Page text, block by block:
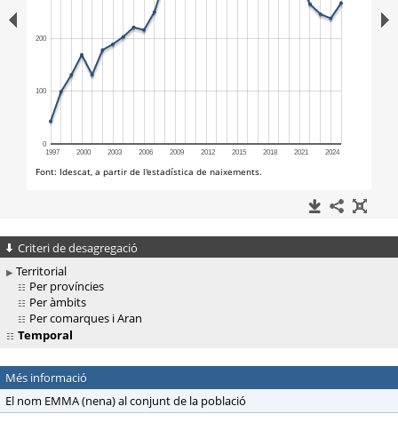
Criteri de desagregació
Territorial
Per províncies
Per àmbits
Per comarques i Aran
Temporal
Més informació
El nom EMMA (nena) al conjunt de la població